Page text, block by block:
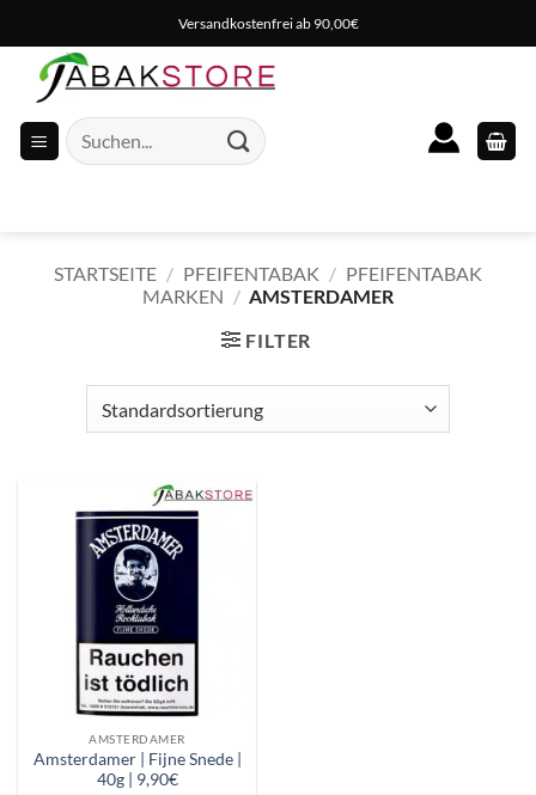
Inhalt
springen
Versandkostenfrei ab 90,00€
Suche
nach:
STARTSEITE / PFEIFENTABAK / PFEIFENTABAK
MARKEN / AMSTERDAMER
FILTER
AMSTERDAMER
Amsterdamer | Fijne Snede |
40g | 9,90€